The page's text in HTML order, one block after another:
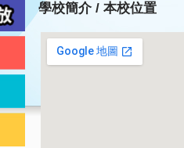
學校簡介/ 本校位置